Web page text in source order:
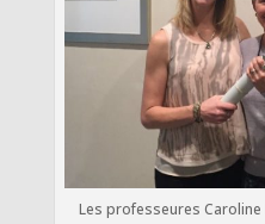
Les professeures Caroline